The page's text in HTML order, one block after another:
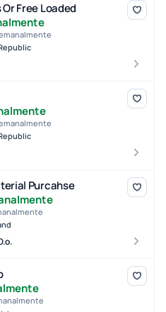
Or Free Loaded
Purcahse